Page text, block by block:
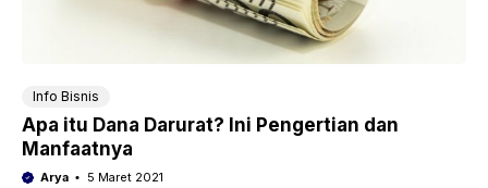
Info Bisnis
Apa itu Dana Darurat? Ini Pengertian dan
Manfaatnya
Arya 5 Maret 2021